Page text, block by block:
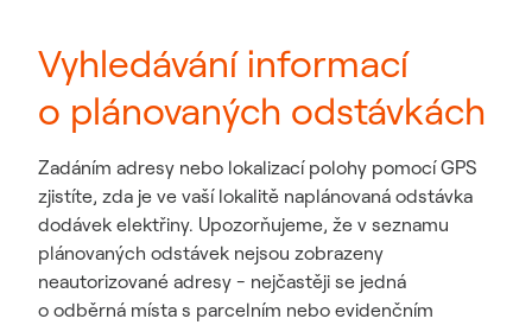
Vyhledávání informací
o plánovaných odstávkách
Zadáním adresy nebo lokalizací polohy pomocí GPS
zjistíte, zda je ve vaší lokalitě naplánovaná odstávka
dodávek elektřiny. Upozorňujeme, že v seznamu
plánovaných odstávek nejsou zobrazeny
neautorizované adresy - nejčastěji se jedná
o odběrná místa s parcelním nebo evidenčním